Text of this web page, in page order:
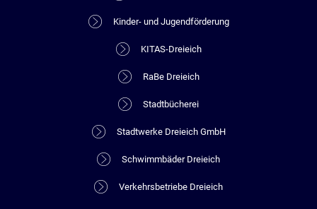
Kinder- und Jugendförderung
KITAS-Dreieich
RaBe Dreieich
Stadtbücherei
Stadtwerke Dreieich GmbH
Schwimmbäder Dreieich
Verkehrsbetriebe Dreieich